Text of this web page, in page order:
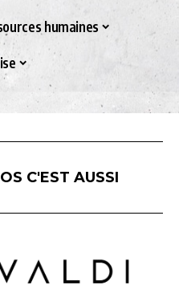
humaines
C'EST AUSSI